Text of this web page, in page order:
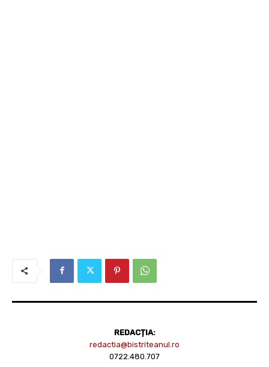
REDACȚIA:
redactia@bistriteanul.ro
0722.480.707